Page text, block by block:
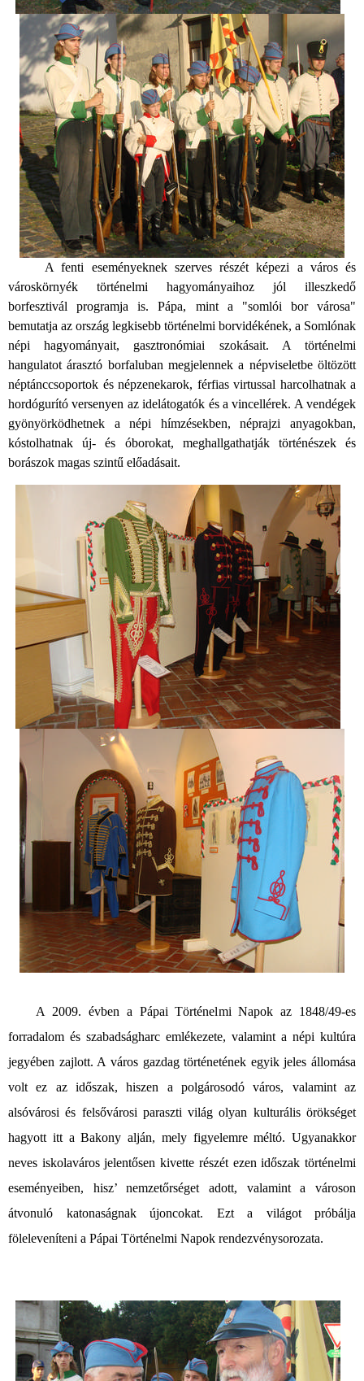
A fenti eseményeknek szerves részét képezi a város és
városkörnyék történelmi hagyományaihoz jól illeszkedő
borfesztivál programja is. Pápa, mint a "somlói bor városa"
bemutatja az ország legkisebb történelmi borvidékének, a Somlónak
népi hagyományait, gasztronómiai szokásait. A történelmi
hangulatot árasztó borfaluban megjelennek a népviseletbe öltözött
néptánccsoportok és népzenekarok, férfias virtussal harcolhatnak a
hordógurító versenyen az idelátogatók és a vincellérek. A vendégek
gyönyörködhetnek a népi hímzésekben, néprajzi anyagokban,
kóstolhatnak új- és óborokat, meghallgathatják történészek és
borászok magas szintű előadásait.
A 2009. évben a Pápai Történelmi Napok az 1848/49-es
forradalom és szabadságharc emlékezete, valamint a népi kultúra
jegyében zajlott. A város gazdag történetének egyik jeles állomása
volt ez az időszak, hiszen a polgárosodó város, valamint az
alsóvárosi és felsővárosi paraszti világ olyan kulturális örökséget
hagyott itt a Bakony alján, mely figyelemre méltó. Ugyanakkor
neves iskolaváros jelentősen kivette részét ezen időszak történelmi
eseményeiben, hisz’ nemzetőrséget adott, valamint a városon
átvonuló katonaságnak újoncokat. Ezt a világot próbálja
föleleveníteni a Pápai Történelmi Napok rendezvénysorozata.